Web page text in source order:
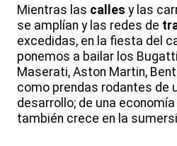
Mientras las calles y las
se amplían y las redes de
excedidas, en la fiesta del
ponemos a bailar los
Maserati, Aston Martin,
como prendas rodantes de
desarrollo; de una
también crece en la